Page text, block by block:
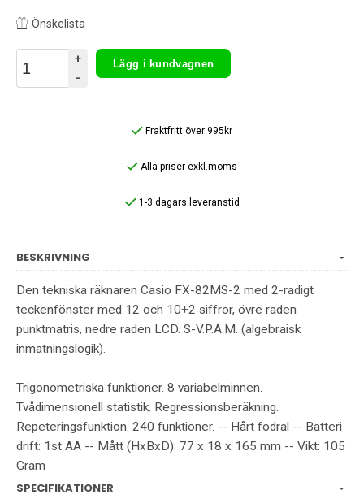
Önskelista
+
-
Lägg i kundvagnen
Fraktfritt över 995kr
Alla priser exkl.moms
1-3 dagars leveranstid
BESKRIVNING
Den tekniska räknaren Casio FX-82MS-2 med 2-radigt
teckenfönster med 12 och 10+2 siffror, övre raden
punktmatris, nedre raden LCD. S-V.P.A.M. (algebraisk
inmatningslogik).
Trigonometriska funktioner. 8 variabelminnen.
Tvådimensionell statistik. Regressionsberäkning.
Repeteringsfunktion. 240 funktioner. -- Hårt fodral -- Batteri
drift: 1st AA -- Mått (HxBxD): 77 x 18 x 165 mm -- Vikt: 105
Gram
SPECIFIKATIONER